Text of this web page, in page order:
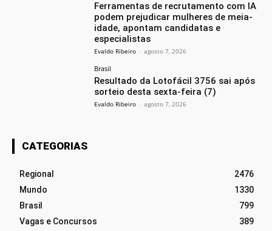
Ferramentas de recrutamento com IA
podem prejudicar mulheres de meia-
idade, apontam candidatas e
especialistas
Evaldo Ribeiro - agosto 7, 2026
Brasil
Resultado da Lotofácil 3756 sai após
sorteio desta sexta-feira (7)
Evaldo Ribeiro - agosto 7, 2026
CATEGORIAS
Regional
2476
Mundo
1330
Brasil
799
Vagas e Concursos
389